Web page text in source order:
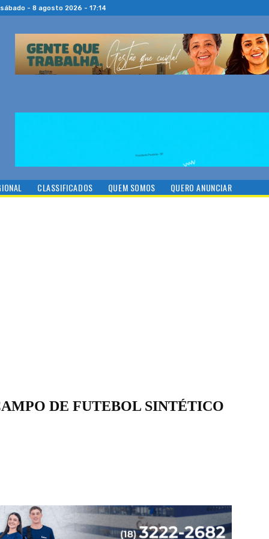
sábado - 8 agosto 2026 - 17:14
CLASSIFICADOS QUEM SOMOS QUERO ANUNCIAR
DE FUTEBOL SINTÉTICO